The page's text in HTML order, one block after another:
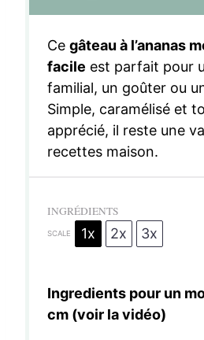
Ce gâteau à l’ananas
facile est parfait pour
familial, un goûter ou
Simple, caramélisé et
apprécié, il reste une
recettes maison.
INGRÉDIENTS
SCALE 1x 2x 3x
Ingredients pour un
cm (voir lavidéo)